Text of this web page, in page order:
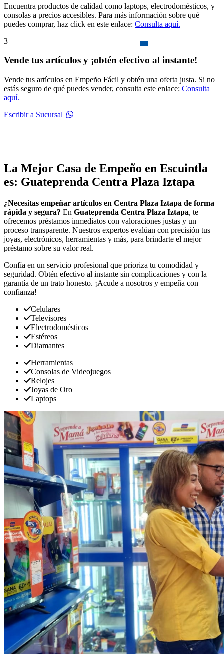
Encuentra productos de calidad como laptops, electrodomésticos, y
consolas a precios accesibles. Para más información sobre qué
puedes comprar, haz click en este enlace: Consulta aquí.
3
Vende tus artículos y ¡obtén efectivo al instante!
Vende tus artículos en Empeño Fácil y obtén una oferta justa. Si no
estás seguro de qué puedes vender, consulta este enlace: Consulta
aquí.
Escribir a Sucursal
La Mejor Casa de Empeño en Escuintla
es: Guateprenda Centra Plaza Iztapa
¿Necesitas empeñar artículos en Centra Plaza Iztapa de forma
rápida y segura? En Guateprenda Centra Plaza Iztapa, te
ofrecemos préstamos inmediatos con valoraciones justas y un
proceso transparente. Nuestros expertos evalúan con precisión tus
joyas, electrónicos, herramientas y más, para brindarte el mejor
préstamo sobre su valor real.
Confía en un servicio profesional que prioriza tu comodidad y
seguridad. Obtén efectivo al instante sin complicaciones y con la
garantía de un trato honesto. ¡Acude a nosotros y empeña con
confianza!
Celulares
Televisores
Electrodomésticos
Estéreos
Diamantes
Herramientas
Consolas de Videojuegos
Relojes
Joyas de Oro
Laptops